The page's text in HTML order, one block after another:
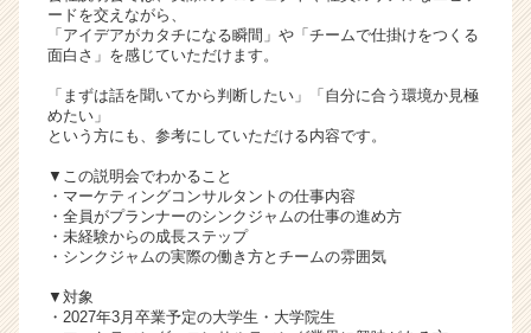
e
r
C
r
e
e
r）
ードを交えながら、
「アイデアがカタチになる瞬間」や「チームで仕掛けをつくる
面白さ」を感じていただけます。
「まずは話を聞いてから判断したい」「自分に合う環境か見極
めたい」
という方にも、参考にしていただける内容です。
▼この説明会でわかること
・マーケティングコンサルタントの仕事内容
・全員がプランナーのシンクジャムの仕事の進め方
・未経験からの成長ステップ
・シンクジャムの実際の働き方とチームの雰囲気
▼対象
・2027年3月卒業予定の大学生・大学院生